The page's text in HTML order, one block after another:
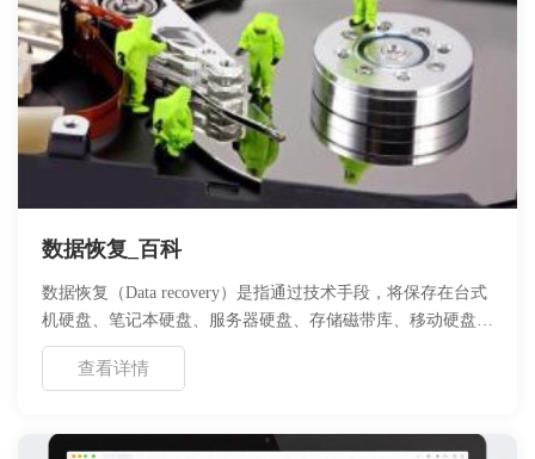
数据恢复_百科
数据恢复（Data recovery）是指通过技术手段，将保存在台式
机硬盘、笔记本硬盘、服务器硬盘、存储磁带库、移动硬盘、
U盘、数码存储卡、Mp3等等设备上丢失的电子数据进行抢救
和恢复的技术
查看详情